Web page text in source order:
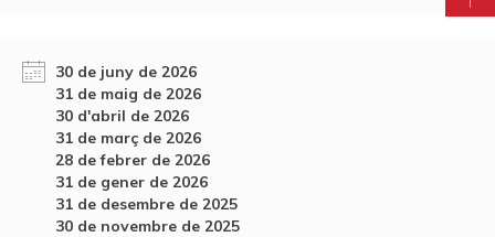
30 de juny de 2026
31 de maig de 2026
30 d'abril de 2026
31 de març de 2026
28 de febrer de 2026
31 de gener de 2026
31 de desembre de 2025
30 de novembre de 2025